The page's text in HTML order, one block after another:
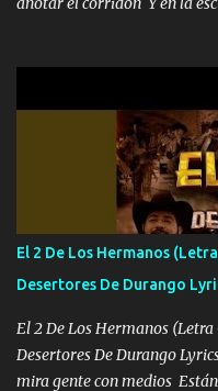
camisa es color Verde y
con los drones patrullando
Bellas Artes me ve en las
verde se le extraña pa que
POR CLAVE ES EL CALI 4
tirante andamos mi carnal
se ve limpio el camino nos
misma piedra me vuelvo a
en corto me tiró a per...
El 2 De Los Hermanos
Desertores De Durango
El 2 De Los Hermanos (Letra
Desertores De Durango
mira gente con medios